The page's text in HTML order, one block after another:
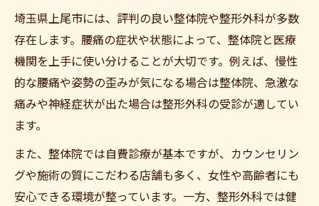
埼玉県上尾市には、評判の良い整体院や整形外科が多数
存在します。腰痛の症状や状態によって、整体院と医療
機関を上手に使い分けることが大切です。例えば、慢性
的な腰痛や姿勢の歪みが気になる場合は整体院、急激な
痛みや神経症状が出た場合は整形外科の受診が適してい
ます。
また、整体院では自費診療が基本ですが、カウンセリン
グや施術の質にこだわる店舗も多く、女性や高齢者にも
安心できる環境が整っています。一方、整形外科では健